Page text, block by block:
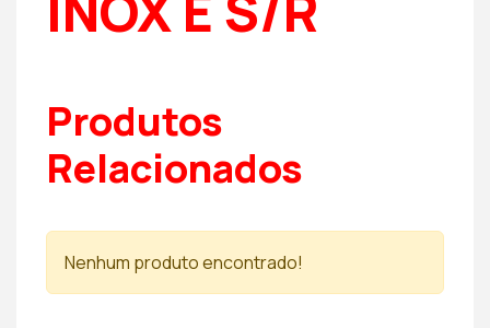
Produtos
Relacionados
Nenhum produto encontrado!